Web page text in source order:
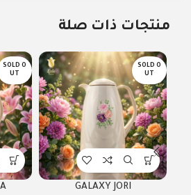
منتجات ذات صلة
SOLD O
UT
GALAXY JORI
SOLD O
UT